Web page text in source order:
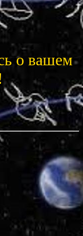
о вашем